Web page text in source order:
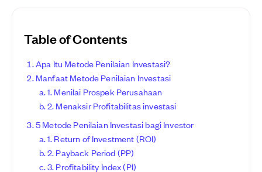
Table of Contents
Apa Itu Metode Penilaian Investasi?
Manfaat Metode Penilaian Investasi
1. Menilai Prospek Perusahaan
2. Menaksir Profitabilitas investasi
5 Metode Penilaian Investasi bagi Investor
1. Return of Investment (ROI)
2. Payback Period (PP)
3. Profitability Index (PI)